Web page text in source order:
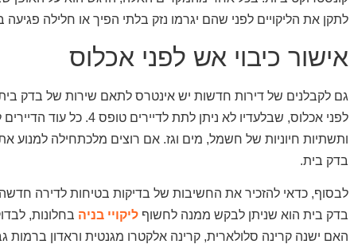
לתקן את הליקויים לפני שהם יגרמו נזק בלתי הפיך או חלילה פגיעה
אישור כיבוי אש לפני אכלוס
גם לקבלנים של דירות חדשות יש אינטרס לתאם שירות של בדק
ותשתיות חיוניות של חשמל, מים וגז. אם רוצים מלכתחילה
בדק בית.
לבסוף, כדאי להזכיר את החשיבות של בדיקות בטיחות לדירה
בדק בית הוא שניתן לבקש ממנה לחשוף ליקויי בניה בחלונות,
האם ישנה קרינה סלולארית, קרינה אלקטרו מגנטית וראדון ברמות